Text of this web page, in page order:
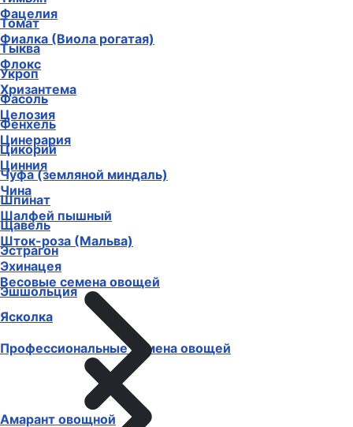
Фацелия
Фиалка (Виола рогатая)
Флокс
Хризантема
Целозия
Цинерария
Цинния
Чина
Шалфей пышный
Шток-роза (Мальва)
Эхинацея
Эшшольция
Ясколка
Профессиональные семена овощей
Томат
Тыква
Укроп
Фасоль
Фенхель
Цикорий
Чуфа (земляной миндаль)
Шпинат
Щавель
Эстрагон
Весовые семена овощей
Амарант овощной